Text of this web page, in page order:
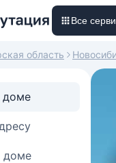
Все
область
доме
доме